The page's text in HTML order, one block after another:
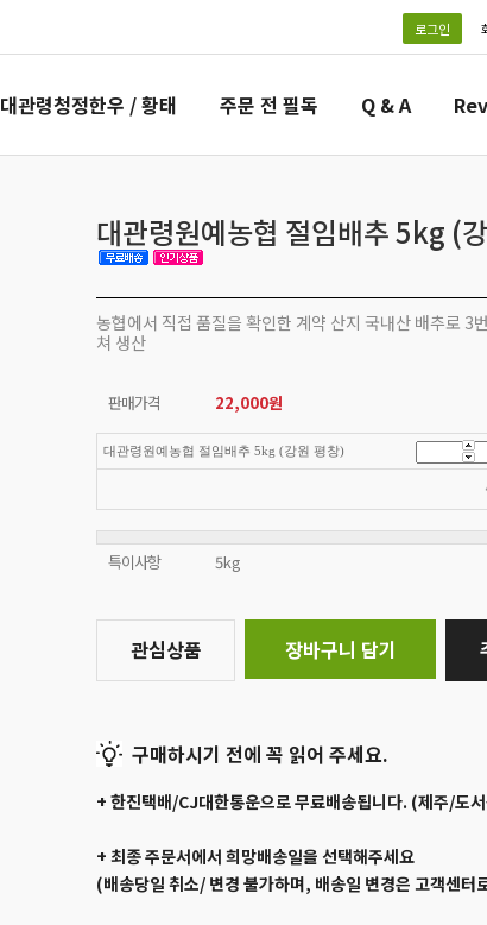
로그인
대관령청정한우 / 황태 주문 전 필독 Q & A
대관령원예농협 절임배추 5kg (
농협에서 직접 품질을 확인한 계약 산지 국내산 배추로 3
쳐 생산
판매가격 22,000원
대관령원예농협 절임배추 5kg (강원 평창)
특이사항 5kg
관심상품 장바구니 담기
구매하시기 전에 꼭 읽어 주세요.
+ 한진택배/CJ대한통운으로 무료배송됩니다. (제주/도
+ 최종 주문서에서 희망배송일을 선택해주세요
(배송당일 취소/ 변경 불가하며, 배송일 변경은 고객센